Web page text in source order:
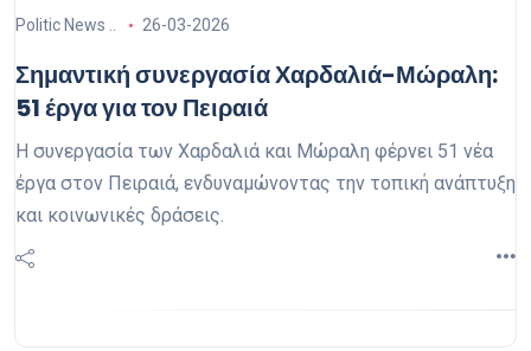
Politic News .. 26-03-2026
Σημαντική συνεργασία Χαρδαλιά-Μώραλη:
51 έργα για τον Πειραιά
Η συνεργασία των Χαρδαλιά και Μώραλη φέρνει 51 νέα
έργα στον Πειραιά, ενδυναμώνοντας την τοπική ανάπτυξη
και κοινωνικές δράσεις.